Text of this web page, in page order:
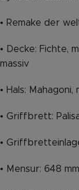
• Remake der
• Decke: Fichte,
massiv
• Hals: Mahagoni,
• Griffbrett:
•
• Mensur: 648 mm